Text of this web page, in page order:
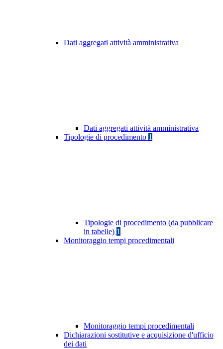
Dati aggregati attività amministrativa
Dati aggregati attività amministrativa
Tipologie di procedimento 1
Tipologie di procedimento (da pubblicare
in tabelle) 1
Monitoraggio tempi procedimentali
Monitoraggio tempi procedimentali
Dichiarazioni sostitutive e acquisizione d'ufficio
dei dati